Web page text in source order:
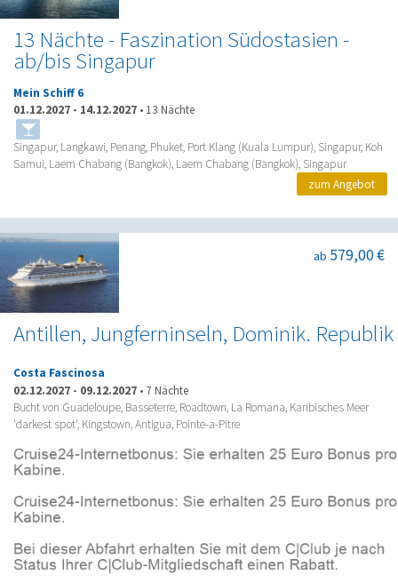
13 Nächte - Faszination Südostasien -
ab/bis Singapur
Mein Schiff 6
01.12.2027 - 14.12.2027 • 13 Nächte
Singapur, Langkawi, Penang, Phuket, Port Klang (Kuala Lumpur), Singapur, Koh
Samui, Laem Chabang (Bangkok), Laem Chabang (Bangkok), Singapur
zum Angebot
Antillen, Jungferninseln, Dominik. Republik
ab 579,00 €
Costa Fascinosa
02.12.2027 - 09.12.2027 • 7 Nächte
Bucht von Guadeloupe, Basseterre, Roadtown, La Romana, Karibisches Meer
'darkest spot', Kingstown, Antigua, Pointe-a-Pitre